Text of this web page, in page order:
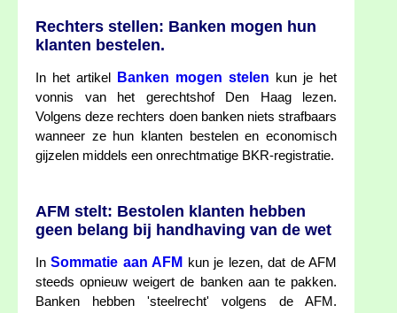
Rechters stellen: Banken mogen hun
klanten bestelen.
In het artikel Banken mogen stelen kun je het
vonnis van het gerechtshof Den Haag lezen.
Volgens deze rechters doen banken niets strafbaars
wanneer ze hun klanten bestelen en economisch
gijzelen middels een onrechtmatige BKR-registratie.
AFM stelt: Bestolen klanten hebben
geen belang bij handhaving van de wet
InSommatie aan AFM
kun je lezen, dat de AFM
steeds opnieuw weigert de banken aan te pakken.
Banken hebben 'steelrecht' volgens de AFM.